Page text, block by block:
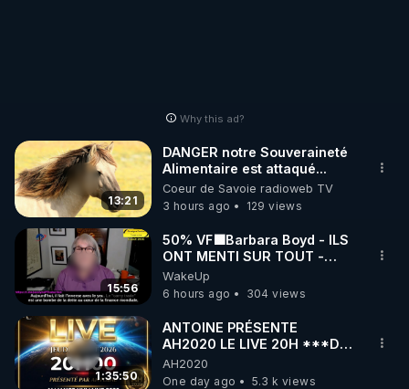
Why this ad?
13:21
DANGER notre Souveraineté
Alimentaire est attaqué...
Coeur de Savoie radioweb TV
3 hours ago
129 views
15:56
50% VF🟩Barbara Boyd - ILS
ONT MENTI SUR TOUT -
Jocelyne Traduction
WakeUp
6 hours ago
304 views
1:35:50
ANTOINE PRÉSENTE
AH2020 LE LIVE 20H ***DU
06/08/2026***
AH2020
One day ago
5.3 k views